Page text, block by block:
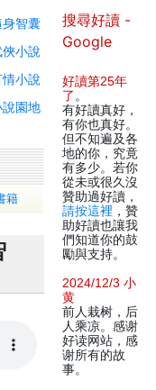
身智囊
俠小說
情小說
說園地
籍
搜尋好讀 -
Google
好讀第25年
了 。
有好讀真好，
有你也真好。
但不知遍及各
地的你，究竟
有多少。若你
從未或很久沒
贊助過好讀，
請按這裡 ，贊
助好讀也讓我
們知道你的鼓
勵與支持。
2024/12/3 小
黄
前人栽树，后
人乘凉。感谢
好读网站，感
谢所有的故
事。